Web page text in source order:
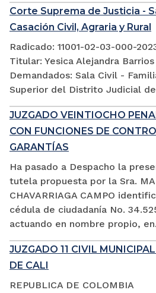
Corte Suprema de Justicia -
Casación Civil, Agraria y Rural
Radicado: 11001-02-03-000-
Titular: Yesica Alejandra
Demandados: Sala Civil -
Superior del Distrito Judicial
JUZGADO VEINTIOCHO
CON FUNCIONES DE
GARANTÍAS
Ha pasado a Despacho la
tutela propuesta por la Sra.
CHAVARRIAGA CAMPO
cédula de ciudadanía No.
actuando en nombre propio,
JUZGADO 11 CIVIL
DE CALI
REPUBLICA DE COLOMBIA